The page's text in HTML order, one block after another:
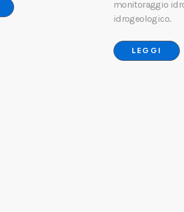
monitoraggio
idrogeologico.
LEGGI